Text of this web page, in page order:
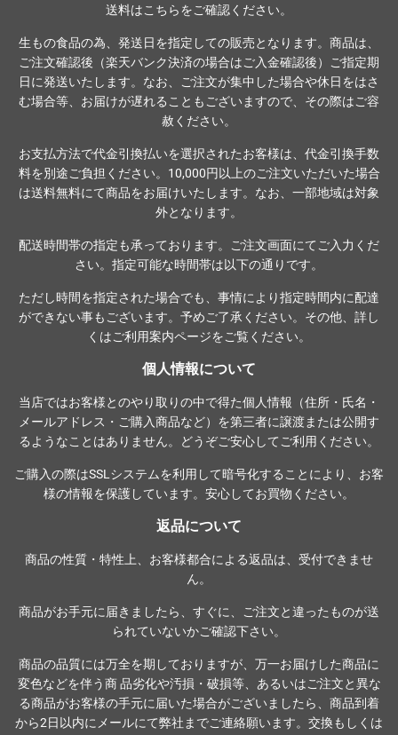
送料はこちらをご確認ください。
生もの食品の為、発送日を指定しての販売となります。商品は、
ご注文確認後（楽天バンク決済の場合はご入金確認後）ご指定期
日に発送いたします。なお、ご注文が集中した場合や休日をはさ
む場合等、お届けが遅れることもございますので、その際はご容
赦ください。
お支払方法で代金引換払いを選択されたお客様は、代金引換手数
料を別途ご負担ください。10,000円以上のご注文いただいた場合
は送料無料にて商品をお届けいたします。なお、一部地域は対象
外となります。
配送時間帯の指定も承っております。ご注文画面にてご入力くだ
さい。指定可能な時間帯は以下の通りです。
ただし時間を指定された場合でも、事情により指定時間内に配達
ができない事もございます。予めご了承ください。その他、詳し
くはご利用案内ページをご覧ください。
個人情報について
当店ではお客様とのやり取りの中で得た個人情報（住所・氏名・
メールアドレス・ご購入商品など）を第三者に譲渡または公開す
るようなことはありません。どうぞご安心してご利用ください。
ご購入の際はSSLシステムを利用して暗号化することにより、お客
様の情報を保護しています。安心してお買物ください。
返品について
商品の性質・特性上、お客様都合による返品は、受付できませ
ん。
商品がお手元に届きましたら、すぐに、ご注文と違ったものが送
られていないかご確認下さい。
商品の品質には万全を期しておりますが、万一お届けした商品に
変色などを伴う商 品劣化や汚損・破損等、あるいはご注文と異な
る商品がお客様の手元に届いた場合がございましたら、商品到着
から2日以内にメールにて弊社までご連絡願います。交換もしくは